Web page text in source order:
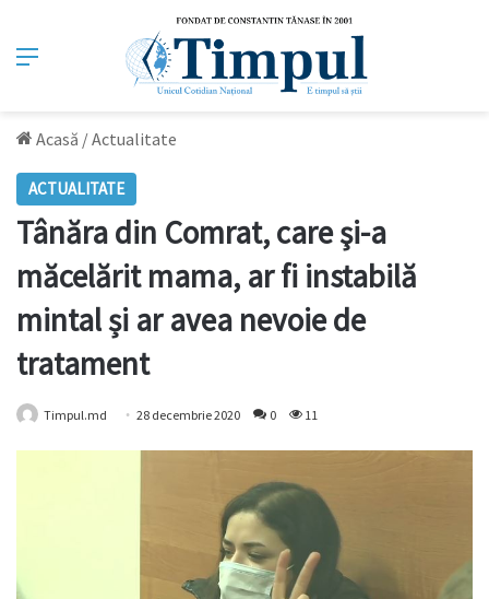
Meniu
Acasă /Actualitate
ACTUALITATE
Tânăra din Comrat, care şi-a
măcelărit mama, ar fi instabilă
mintal și ar avea nevoie de
tratament
Timpul.md 28 decembrie 2020 0 11